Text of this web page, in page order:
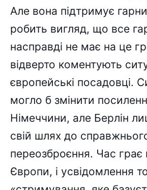
Але вона підтримує
робить вигляд, що все
насправді не має на це
відверто коментують
європейські посадовці.
могло б змінити
Німеччини, але Берлін
свій шлях до
переозброєння. Час грає
Європи, і усвідомлення